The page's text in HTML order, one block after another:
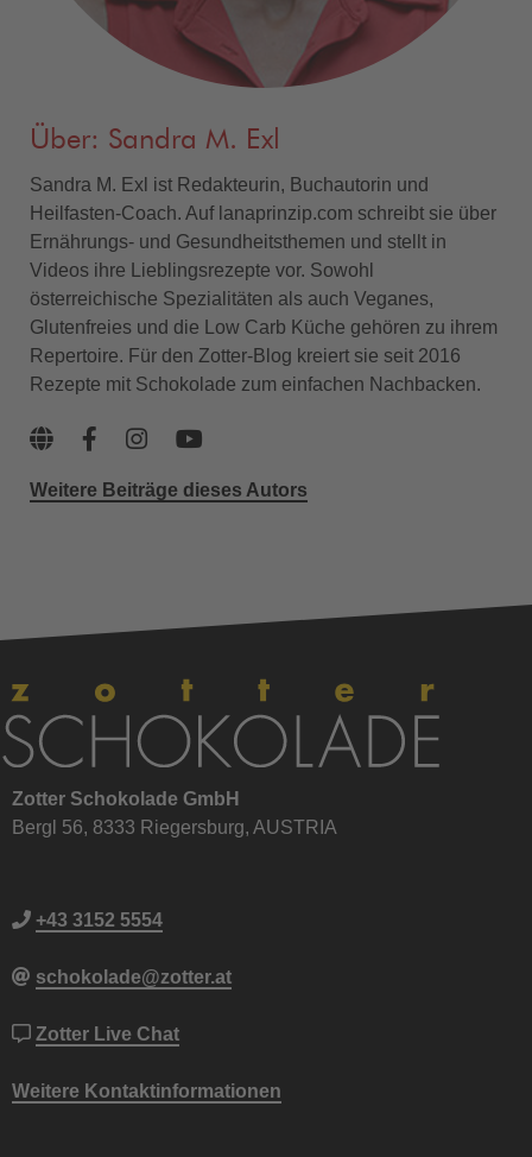
Über: Sandra M. Exl
Sandra M. Exl ist Redakteurin, Buchautorin und
Heilfasten-Coach. Auf lanaprinzip.com schreibt sie über
Ernährungs- und Gesundheitsthemen und stellt in
Videos ihre Lieblingsrezepte vor. Sowohl
österreichische Spezialitäten als auch Veganes,
Glutenfreies und die Low Carb Küche gehören zu ihrem
Repertoire. Für den Zotter-Blog kreiert sie seit 2016
Rezepte mit Schokolade zum einfachen Nachbacken.
Weitere Beiträge dieses Autors
Zotter Schokolade GmbH
Bergl 56, 8333 Riegersburg, AUSTRIA
+43 3152 5554
schokolade@zotter.at
Zotter Live Chat
Weitere Kontaktinformationen